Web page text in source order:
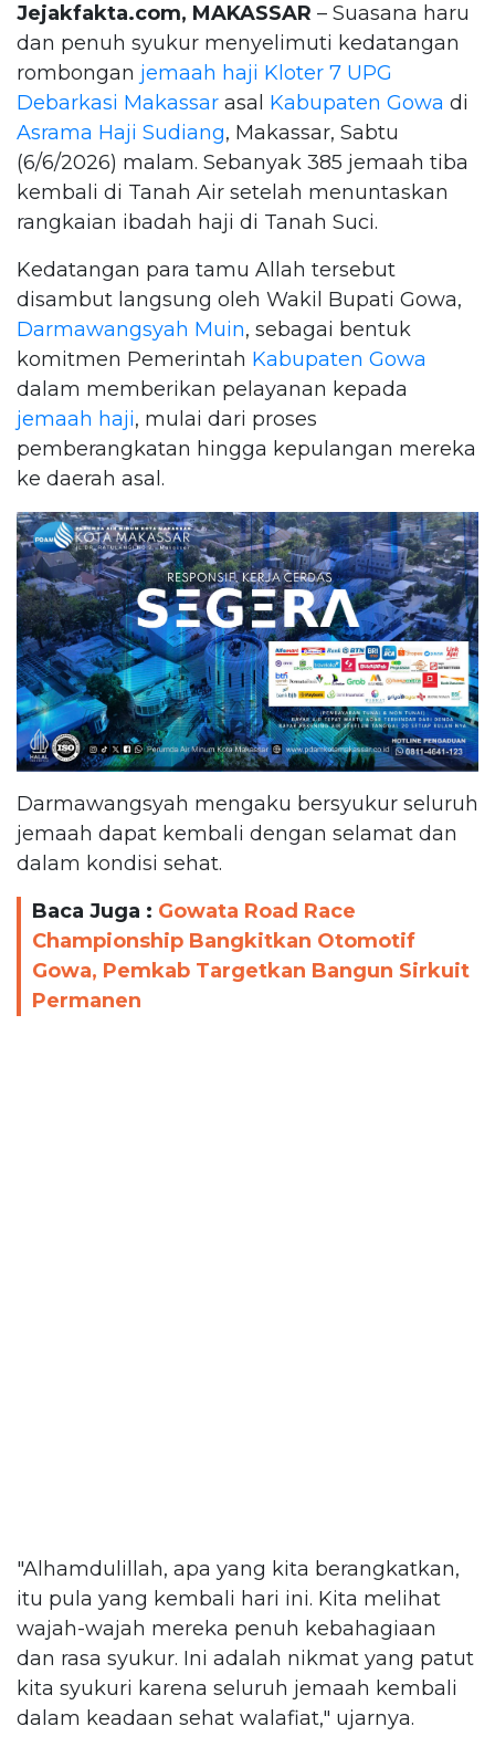
Jejakfakta.com, MAKASSAR – Suasana haru
dan penuh syukur menyelimuti kedatangan
rombongan jemaah haji Kloter 7 UPG
Debarkasi Makassar asal Kabupaten Gowa di
Asrama Haji Sudiang, Makassar, Sabtu
(6/6/2026) malam. Sebanyak 385 jemaah tiba
kembali di Tanah Air setelah menuntaskan
rangkaian ibadah haji di Tanah Suci.
Kedatangan para tamu Allah tersebut
disambut langsung oleh Wakil Bupati Gowa,
Darmawangsyah Muin, sebagai bentuk
komitmen Pemerintah Kabupaten Gowa
dalam memberikan pelayanan kepada
jemaah haji, mulai dari proses
pemberangkatan hingga kepulangan mereka
ke daerah asal.
Darmawangsyah mengaku bersyukur seluruh
jemaah dapat kembali dengan selamat dan
dalam kondisi sehat.
Baca Juga : Gowata Road Race
Championship Bangkitkan Otomotif
Gowa, Pemkab Targetkan Bangun Sirkuit
Permanen
"Alhamdulillah, apa yang kita berangkatkan,
itu pula yang kembali hari ini. Kita melihat
wajah-wajah mereka penuh kebahagiaan
dan rasa syukur. Ini adalah nikmat yang patut
kita syukuri karena seluruh jemaah kembali
dalam keadaan sehat walafiat," ujarnya.